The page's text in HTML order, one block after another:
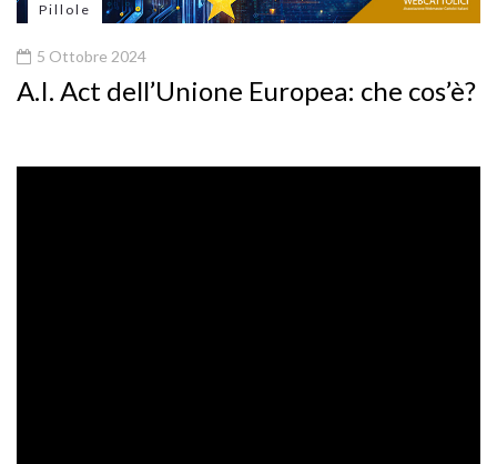
Pillole
5 Ottobre 2024
A.I. Act dell’Unione Europea: che cos’è?